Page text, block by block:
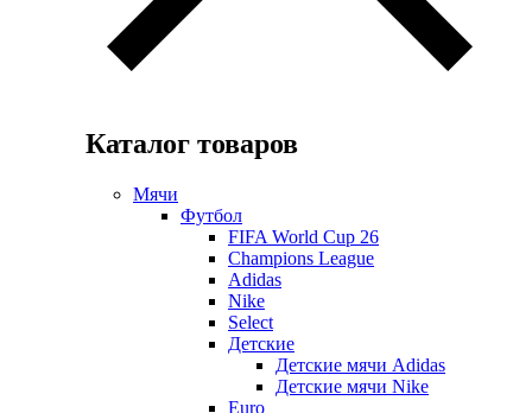
Каталог товаров
Мячи
Футбол
FIFA World Cup 26
Champions League
Adidas
Nike
Select
Детские
Детские мячи Adidas
Детские мячи Nike
Euro